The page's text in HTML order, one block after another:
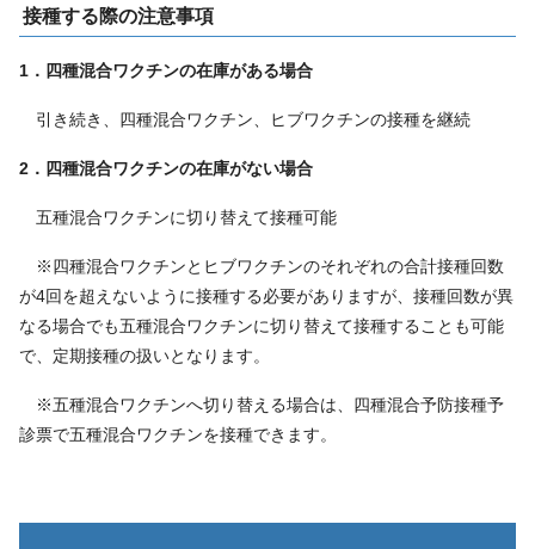
接種する際の注意事項
1．四種混合ワクチンの在庫がある場合
引き続き、四種混合ワクチン、ヒブワクチンの接種を継続
2．四種混合ワクチンの在庫がない場合
五種混合ワクチンに切り替えて接種可能
※四種混合ワクチンとヒブワクチンのそれぞれの合計接種回数
が4回を超えないように接種する必要がありますが、接種回数が異
なる場合でも五種混合ワクチンに切り替えて接種することも可能
で、定期接種の扱いとなります。
※五種混合ワクチンへ切り替える場合は、四種混合予防接種予
診票で五種混合ワクチンを接種できます。